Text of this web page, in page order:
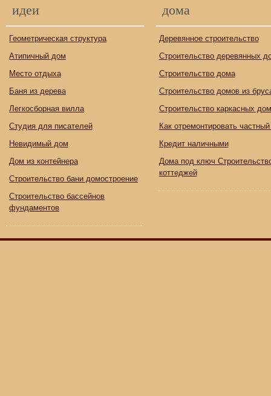
идеи
Геометрическая структура
Атипичный дом
Место отдыха
Баня из дерева
Легкосборная вилла
Студия для писателей
Невидимый дом
Дом из контейнера
Строительство бани домостроение
Строительство бассейнов
фундаментов
дома
Деревянное строительство
Строительство деревянных
Строительство дома
Строительство домов из
Строительство каркасных
Как отремонтировать
Кредит наличными
Дома под ключ
коттеджей